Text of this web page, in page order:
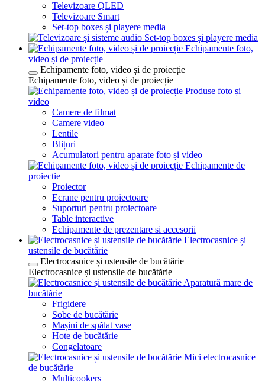
Televizoare QLED
Televizoare Smart
Set-top boxes și playere media
Set-top boxes și playere media
Echipamente foto,
video și de proiecție
Echipamente foto, video și de proiecție
Echipamente foto, video și de proiecție
Produse foto și
video
Camere de filmat
Camere video
Lentile
Blițuri
Acumulatori pentru aparate foto și video
Echipamente de
proiectie
Proiector
Ecrane pentru proiectoare
Suporturi pentru proiectoare
Table interactive
Echipamente de prezentare si accesorii
Electrocasnice și
ustensile de bucătărie
Electrocasnice și ustensile de bucătărie
Electrocasnice și ustensile de bucătărie
Aparatură mare de
bucătărie
Frigidere
Sobe de bucătărie
Mașini de spălat vase
Hote de bucătărie
Congelatoare
Mici electrocasnice
de bucătărie
Multicookers